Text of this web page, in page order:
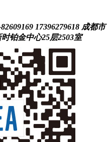
17396279618 成都市
铂金中心25层2503室